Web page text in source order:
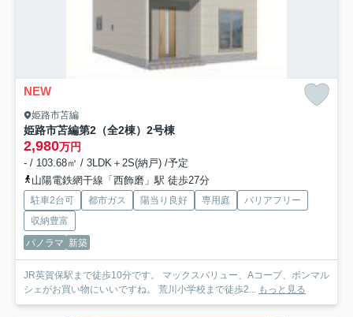
NEW
姫路市苫編
姫路市苫編第2（全2棟）2号棟
2,980万円
- / 103.68㎡ / 3LDK＋2S(納戸) /予定
山陽電鉄網干線「西飾磨」駅 徒歩27分
駐車2台可 都市ガス 陽当り良好 専用庭
バリアフリー
収納豊富
パノラマ 新築
JR英賀保駅まで徒歩10分です。 マックスバリュー、Aコープ、ボンマル
シェがお買い物にいいですね。 荒川小学校まで徒歩2... もっと見る